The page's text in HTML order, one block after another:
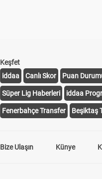
Keşfet
iddaa
Canlı Skor Puan
Süper Lig Haberleri iddaa
Fenerbahçe Transfer Beşiktaş
Bize Ulaşın Künye